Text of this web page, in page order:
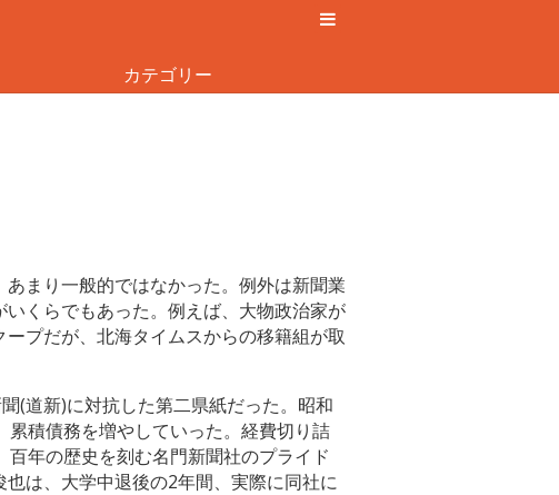
カテゴリー
まり一般的ではなかった。例外は新聞業
くらでもあった。例えば、大物政治家が
プだが、北海タイムスからの移籍組が取
(道新)に対抗した第二県紙だった。昭和
積債務を増やしていった。経費切り詰
年の歴史を刻む名門新聞社のプライド
は、大学中退後の2年間、実際に同社に